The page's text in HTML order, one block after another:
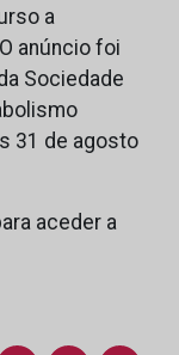
a
anúncio foi
Sociedade
31 de agosto
aceder a